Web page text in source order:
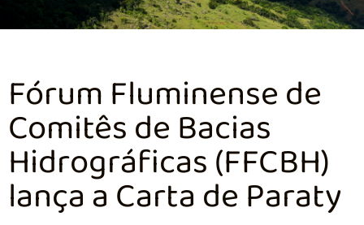
Fórum Fluminense de
Comitês de Bacias
Hidrográficas (FFCBH)
lança a Carta de Paraty